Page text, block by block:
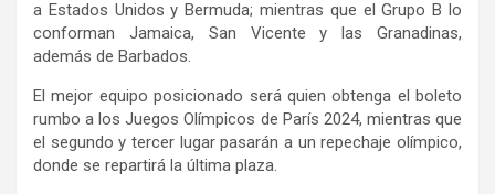
a Estados Unidos y Bermuda; mientras que el Grupo B lo
conforman Jamaica, San Vicente y las Granadinas,
además de Barbados.
El mejor equipo posicionado será quien obtenga el boleto
rumbo a los Juegos Olímpicos de París 2024, mientras que
el segundo y tercer lugar pasarán a un repechaje olímpico,
donde se repartirá la última plaza.